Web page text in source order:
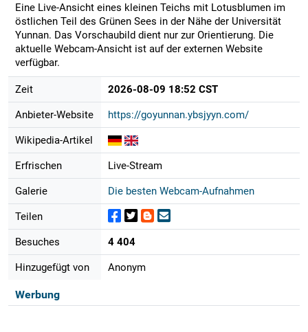
Eine Live-Ansicht eines kleinen Teichs mit Lotusblumen im
östlichen Teil des Grünen Sees in der Nähe der Universität
Yunnan. Das Vorschaubild dient nur zur Orientierung. Die
aktuelle Webcam-Ansicht ist auf der externen Website
verfügbar.
Zeit 2026-08-09 18:52 CST
Anbieter-Website https://goyunnan.ybsjyyn.com/
Wikipedia-Artikel
Erfrischen Live-Stream
Galerie Die besten Webcam-Aufnahmen
Teilen
Besuches 4 404
Hinzugefügt von Anonym
Werbung